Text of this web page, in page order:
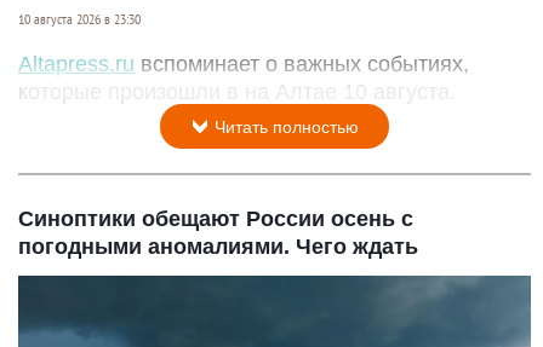
10 августа 2026 в 23:30
Altapress.ru вспоминает о важных событиях,
которые произошли в на Алтае 10 августа.
Читать полностью
Синоптики обещают России осень с
погодными аномалиями. Чего ждать